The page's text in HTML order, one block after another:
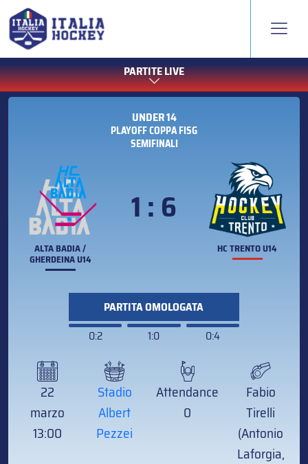
PARTITE LIVE
UNDER 14
PLAYOFF COPPA FISG
SEMIFINALI
ALTA BADIA /
GHERDEINA U14
1 : 6
HC TRENTO U14
PARTITA OMOLOGATA
0:2
1:0 0:4
22
marzo
13:00
Stadio
Albert
Pezzei
Attendance
0
Fabio
Tirelli
(Antonio
Laforgia,